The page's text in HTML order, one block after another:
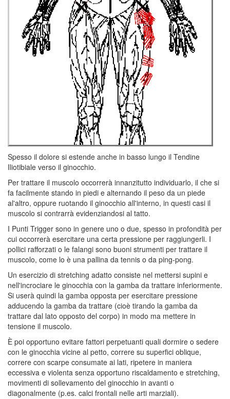
Spesso il dolore si estende anche in basso lungo il Tendine
Iliotibiale verso il ginocchio.
Per trattare il muscolo occorrerà innanzitutto individuarlo, il che si
fa facilmente stando in piedi e alternando il peso da un piede
al'altro, oppure ruotando il ginocchio all'interno, in questi casi il
muscolo si contrarrà evidenziandosi al tatto.
I Punti Trigger sono in genere uno o due, spesso in profondità per
cui occorrerà esercitare una certa pressione per raggiungerli. I
pollici rafforzati o le falangi sono buoni strumenti per trattare il
muscolo, come lo è una pallina da tennis o da ping-pong.
Un esercizio di stretching adatto consiste nel mettersi supini e
nell'incrociare le ginocchia con la gamba da trattare inferiormente.
Si userà quindi la gamba opposta per esercitare pressione
adducendo la gamba da trattare (cioè tirando la gamba da
trattare dal lato opposto del corpo) in modo ma mettere in
tensione il muscolo.
È poi opportuno evitare fattori perpetuanti quali dormire o sedere
con le ginocchia vicine al petto, correre su superfici oblique,
correre con scarpe consumate ai lati, ripetere in maniera
eccessiva e violenta senza opportuno riscaldamento e stretching,
movimenti di sollevamento del ginocchio in avanti o
diagonalmente (p.es. calci frontali nelle arti marziali).